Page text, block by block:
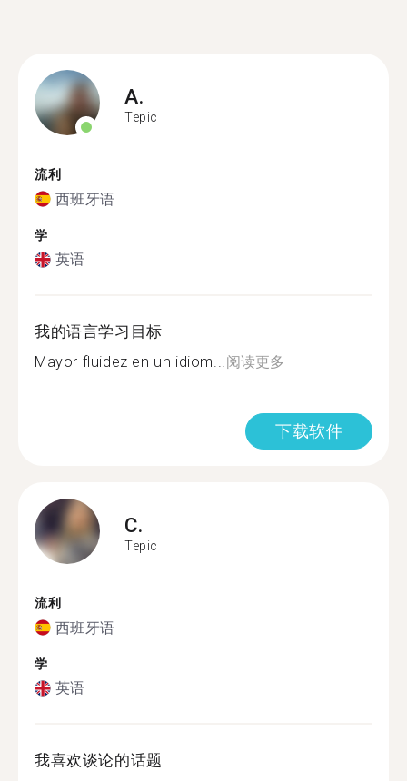
A.
Tepic
流利
西班牙语
学
英语
我的语言学习目标
Mayor fluidez en un idiom...阅读更多
下载软件
C.
Tepic
流利
西班牙语
学
英语
我喜欢谈论的话题